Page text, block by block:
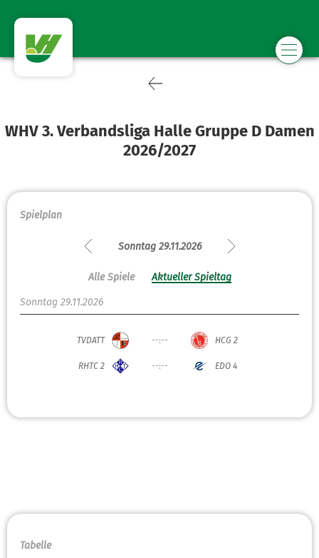
WHV 3. Verbandsliga Halle Gruppe D Damen
2026/2027
Spielplan
Sonntag 29.11.2026
Alle Spiele Aktueller Spieltag
Sonntag 29.11.2026
TVDATT --:-- HCG 2
RHTC 2 --:-- EDO 4
Tabelle